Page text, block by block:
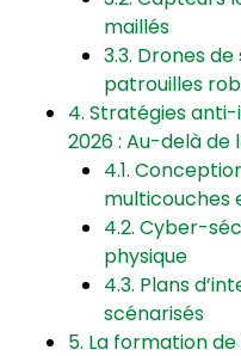
maillés
3.3. Drones
patrouilles
4. Stratégies
2026 : Au-delà de
4.1.
multicouches
4.2. Cyber-
physique
4.3. Plans
scénarisés
5. La formation